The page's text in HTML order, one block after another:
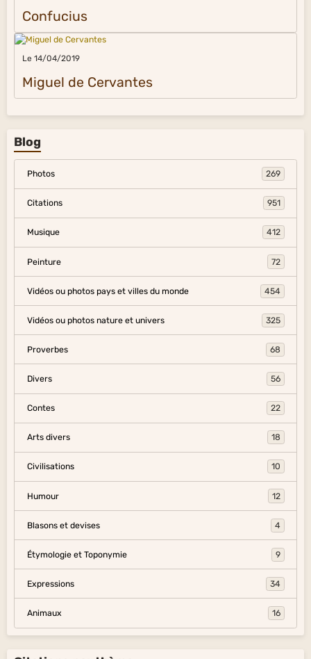
Confucius
Le 14/04/2019
Miguel de Cervantes
Blog
Photos 269
Citations 951
Musique 412
Peinture 72
Vidéos ou photos pays et villes du monde 454
Vidéos ou photos nature et univers 325
Proverbes 68
Divers 56
Contes 22
Arts divers 18
Civilisations 10
Humour 12
Blasons et devises 4
Étymologie et Toponymie 9
Expressions 34
Animaux 16